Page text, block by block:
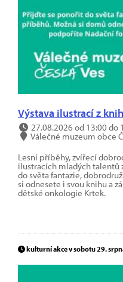
Výstava ilustrací z
27.08.2026 od 13:00 do
Válečné muzeum obce
Lesní příběhy, zvířecí
ilustracích mladých talentů
do světa fantazie,
si odnesete i svou knihu a
dětské onkologie Krtek.
kulturní akce v sobotu 29.